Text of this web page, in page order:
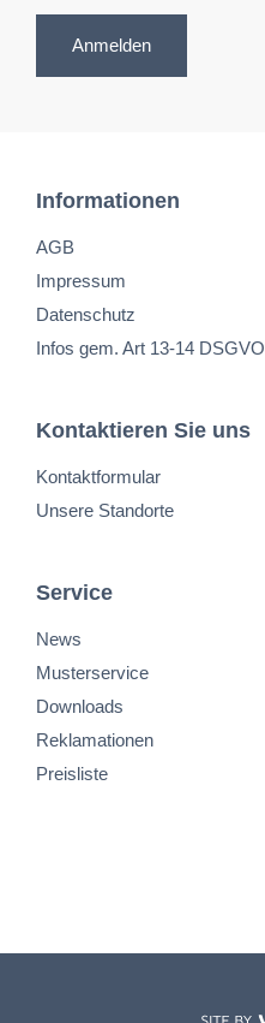
Anmelden
Informationen
AGB
Impressum
Datenschutz
Infos gem. Art 13-14 DSGVO
Kontaktieren Sie uns
Kontaktformular
Unsere Standorte
Service
News
Musterservice
Downloads
Reklamationen
Preisliste